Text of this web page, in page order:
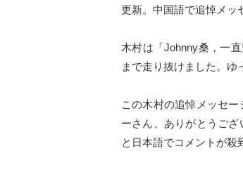
更新。中国語で追悼メッ
木村は「Johnny桑，一
まで走り抜けました。ゆ
この木村の追悼メッセ
ーさん、ありがとうご
と日本語でコメントが殺